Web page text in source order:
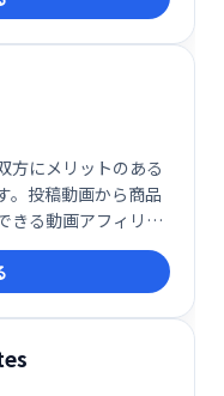
方にメリットのある
。投稿動画から商品
きる動画アフィリエ
で収益化を目指せ
す。